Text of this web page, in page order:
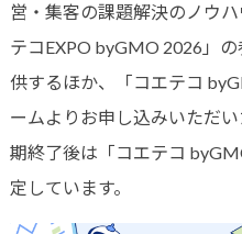
営・集客の課題解決のノウ
テコEXPO byGMO 2026」
供するほか、「コエテコ
ームよりお申し込みいただ
期終了後は「コエテコ
定しています。